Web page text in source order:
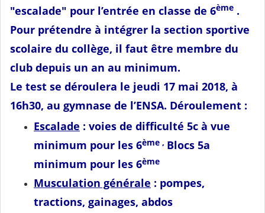
"escalade" pour l’entrée en classe de 6ème .
Pour prétendre à intégrer la section sportive
scolaire du collège, il faut être membre du
club depuis un an au minimum.
Le test se déroulera le jeudi 17 mai 2018, à
16h30, au gymnase de l’ENSA. Déroulement :
Escalade : voies de difficulté 5c à vue
minimum pour les 6ème , Blocs 5a
minimum pour les 6ème
Musculation générale : pompes,
tractions, gainages, abdos